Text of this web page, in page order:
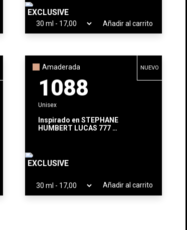
EXCLUSIVE
Añadir al carrito
Amaderada
1088
Unisex
Inspirado en STEPHANE
HUMBERT LUCAS 777
NUEVO
EXCLUSIVE
Añadir al carrito